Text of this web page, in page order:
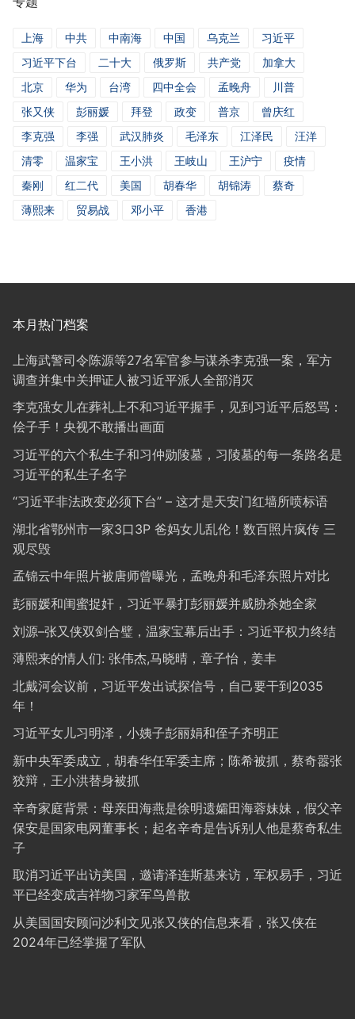
上海 中共 中南海 中国 乌克兰
习近平
习近平下台
二十大 俄罗斯 共产党
加拿大
北京
华为 台湾 四中全会 孟晚舟
川普
张又侠
彭丽媛 拜登 政变 普京
曾庆红
李克强
李强 武汉肺炎 毛泽东 江泽民
汪洋
清零
温家宝 王小洪 王岐山 王沪宁
疫情
秦刚
红二代 美国 胡春华 胡锦涛
蔡奇
薄熙来
贸易战 邓小平 香港
本月热门档案
上海武警司令陈源等27名军官参与谋杀李克强一案，军方
调查并集中关押证人被习近平派人全部消灭
李克强女儿在葬礼上不和习近平握手，见到习近平后怒骂：
侩子手！央视不敢播出画面
习近平的六个私生子和习仲勋陵墓，习陵墓的每一条路名是
习近平的私生子名字
“习近平非法政变必须下台” – 这才是天安门红墙所喷标语
湖北省鄂州市一家3口3P 爸妈女儿乱伦！数百照片疯传 三
观尽毁
孟锦云中年照片被唐师曾曝光，孟晚舟和毛泽东照片对比
彭丽媛和闺蜜捉奸，习近平暴打彭丽媛并威胁杀她全家
刘源–张又侠双剑合璧，温家宝幕后出手：习近平权力终结
薄熙来的情人们: 张伟杰,马晓晴，章子怡，姜丰
北戴河会议前，习近平发出试探信号，自己要干到2035
年！
习近平女儿习明泽，小姨子彭丽娟和侄子齐明正
新中央军委成立，胡春华任军委主席；陈希被抓，蔡奇嚣张
狡辩，王小洪替身被抓
辛奇家庭背景：母亲田海燕是徐明遗孀田海蓉妹妹，假父辛
保安是国家电网董事长；起名辛奇是告诉别人他是蔡奇私生
子
取消习近平出访美国，邀请泽连斯基来访，军权易手，习近
平已经变成吉祥物习家军鸟兽散
从美国国安顾问沙利文见张又侠的信息来看，张又侠在
2024年已经掌握了军队